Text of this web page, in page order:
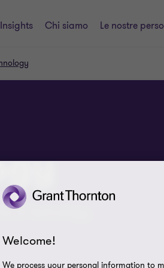
Insights Chi siamo Le nostre
di Technology
Welcome!
We process your personal information to